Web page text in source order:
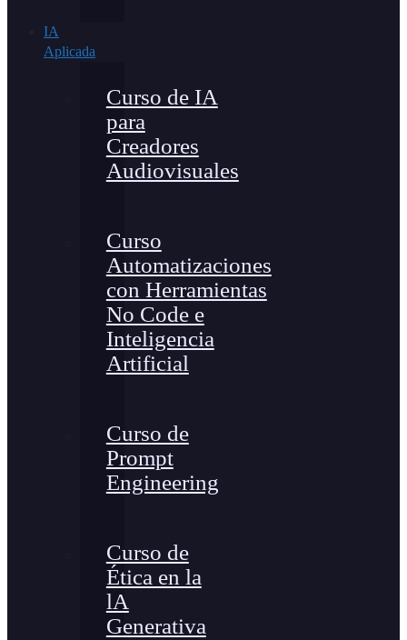
IA
Aplicada
Curso de IA
para
Creadores
Audiovisuales
Curso
Automatizaciones
con Herramientas
No Code e
Inteligencia
Artificial
Curso de
Prompt
Engineering
Curso de
Ética en la
lA
Generativa